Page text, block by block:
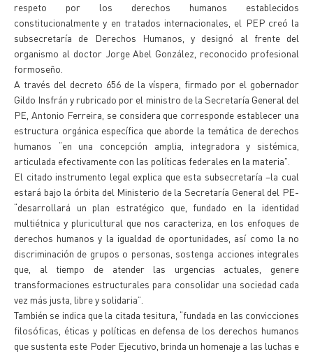
respeto por los derechos humanos establecidos
constitucionalmente y en tratados internacionales, el PEP creó la
subsecretaría de Derechos Humanos, y designó al frente del
organismo al doctor Jorge Abel González, reconocido profesional
formoseño.
A través del decreto 656 de la víspera, firmado por el gobernador
Gildo Insfrán y rubricado por el ministro de la Secretaría General del
PE, Antonio Ferreira, se considera que corresponde establecer una
estructura orgánica específica que aborde la temática de derechos
humanos “en una concepción amplia, integradora y sistémica,
articulada efectivamente con las políticas federales en la materia”.
El citado instrumento legal explica que esta subsecretaría –la cual
estará bajo la órbita del Ministerio de la Secretaría General del PE-
“desarrollará un plan estratégico que, fundado en la identidad
multiétnica y pluricultural que nos caracteriza, en los enfoques de
derechos humanos y la igualdad de oportunidades, así como la no
discriminación de grupos o personas, sostenga acciones integrales
que, al tiempo de atender las urgencias actuales, genere
transformaciones estructurales para consolidar una sociedad cada
vez más justa, libre y solidaria”.
También se indica que la citada tesitura, “fundada en las convicciones
filosóficas, éticas y políticas en defensa de los derechos humanos
que sustenta este Poder Ejecutivo, brinda un homenaje a las luchas e